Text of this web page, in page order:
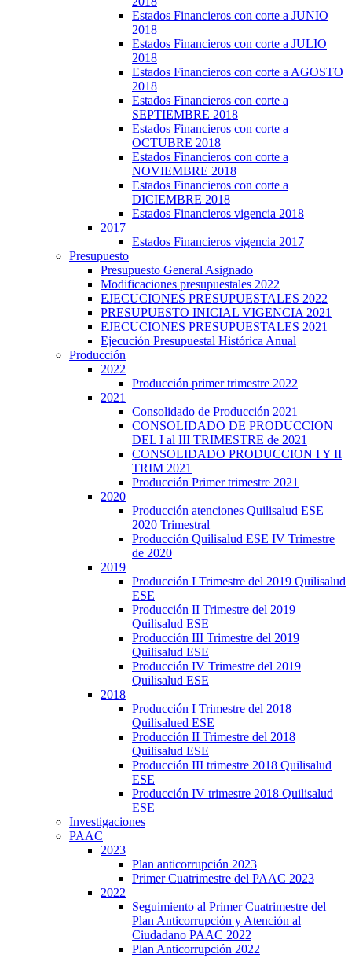
Estados Financieros con corte a JUNIO
2018
Estados Financieros con corte a JULIO
2018
Estados Financieros con corte a AGOSTO
2018
Estados Financieros con corte a
SEPTIEMBRE 2018
Estados Financieros con corte a
OCTUBRE 2018
Estados Financieros con corte a
NOVIEMBRE 2018
Estados Financieros con corte a
DICIEMBRE 2018
Estados Financieros vigencia 2018
2017
Estados Financieros vigencia 2017
Presupuesto
Presupuesto General Asignado
Modificaciones presupuestales 2022
EJECUCIONES PRESUPUESTALES 2022
PRESUPUESTO INICIAL VIGENCIA 2021
EJECUCIONES PRESUPUESTALES 2021
Ejecución Presupuestal Histórica Anual
Producción
2022
Producción primer trimestre 2022
2021
Consolidado de Producción 2021
CONSOLIDADO DE PRODUCCION
DEL I al III TRIMESTRE de 2021
CONSOLIDADO PRODUCCION I Y II
TRIM 2021
Producción Primer trimestre 2021
2020
Producción atenciones Quilisalud ESE
2020 Trimestral
Producción Quilisalud ESE IV Trimestre
de 2020
2019
Producción I Trimestre del 2019 Quilisalud
ESE
Producción II Trimestre del 2019
Quilisalud ESE
Producción III Trimestre del 2019
Quilisalud ESE
Producción IV Trimestre del 2019
Quilisalud ESE
2018
Producción I Trimestre del 2018
Quilisalued ESE
Producción II Trimestre del 2018
Quilisalud ESE
Producción III trimestre 2018 Quilisalud
ESE
Producción IV trimestre 2018 Quilisalud
ESE
Investigaciones
PAAC
2023
Plan anticorrupción 2023
Primer Cuatrimestre del PAAC 2023
2022
Seguimiento al Primer Cuatrimestre del
Plan Anticorrupción y Atención al
Ciudadano PAAC 2022
Plan Anticorrupción 2022